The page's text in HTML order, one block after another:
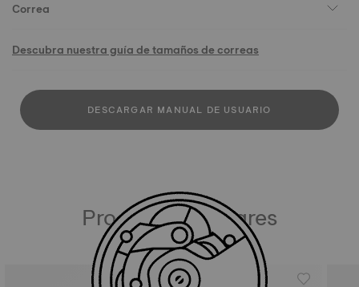
Correa
Descubra nuestra guía de tamaños de correas
DESCARGAR MANUAL DE USUARIO
Productos similares